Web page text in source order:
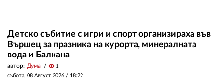
Детско събитие с игри и спорт организираха във
Вършец за празника на курорта, минералната
вода и Балкана
автор: Дума visibility 1
събота, 08 Август 2026 / 18:22